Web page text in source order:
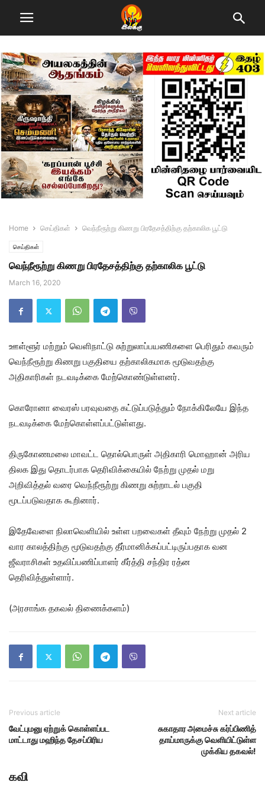
Home செய்திகள் வெந்நீரூற்று கிணறு பிரதேசத்திற்கு தற்காலிக பூட்டு
செய்திகள்
வெந்நீரூற்று கிணறு பிரதேசத்திற்கு தற்காலிக பூட்டு
March 16, 2020
ஊள்ளூர் மற்றும் வெளிநாட்டு சுற்றுலாப்பயணிகளை பெரிதும் கவரும்
வெந்நீரூற்று கிணறு பகுதியை தற்காலிகமாக மூடுவதற்கு
அதிகாரிகள் நடவடிக்கை மேற்கொண்டுள்ளனர்.
கொரோனா வைரஸ் பரவுவதை கட்டுப்படுத்தும் நோக்கிலேயே இந்த
நடவடிக்கை மேற்கொள்ளப்பட்டுள்ளது.
திருகோணமலை மாவட்ட தொல்பொருள் அதிகாரி மொஹான் அரிய
திலக இது தொடர்பாக தெரிவிக்கையில் நேற்று முதல் மறு
அறிவித்தல் வரை வெந்நீரூற்று கிணறு சுற்றாடல் பகுதி
மூடப்படுவதாக கூறினார்.
இதேவேளை நிலாவெளியில் உள்ள பறவைகள் தீவும் நேற்று முதல் 2
வார காலத்திற்கு மூடுவதற்கு தீர்மானிக்கப்பட்டிருப்பதாக வன
ஜீவராசிகள் உதவிப்பணிப்பாளர் கீர்த்தி சந்திர ரத்ன
தெரிவித்துள்ளார்.
(அரசாங்க தகவல் திணைக்களம்)
Previous article
வேட்புமனு ஏற்றுக் கொள்ளப்பட
மாட்டாது மஹிந்த தேசப்பிரிய
Next article
சுகாதார அமைச்சு கர்ப்பிணித்
தாய்மாருக்கு வெளியிட்டுள்ள
முக்கிய தகவல்!
கவி